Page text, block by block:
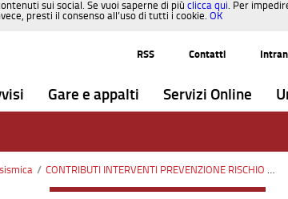
sui social. Se vuoi saperne di più clicca qui. Per
presti il consenso all’uso di tutti i cookie. OK
RSS
Contatti
Gare e appalti Servizi Online
/ CONTRIBUTI INTERVENTI PREVENZIONE RISCHIO SISMICO OCDPC n.293/2015